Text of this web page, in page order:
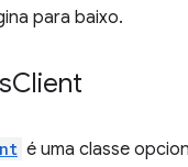
para baixo.
Client
é uma classe